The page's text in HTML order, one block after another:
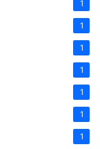
1
1
1
1
1
1
1